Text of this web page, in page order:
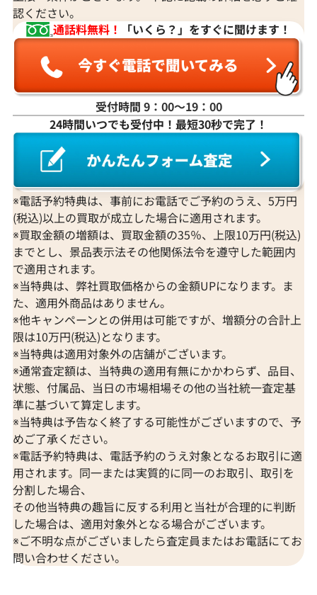
Pt900/K18/K14WG サファイア・ダイヤモ
ンド ピアス/イヤリング 1.32・1.26・
0.84・0.84ct
参考買取価格
240,000円
2026年7月10日時点
K18 ピンクサフ
ング D1.4ct
参考買取価格
233,000円
2026年6月10日
Pt900/K18 サファイア・多色石 ブローチ
105.15・0.16・0.27・0.49ct
参考買取価格
201,000円
2026年7月10日時点
K14 サファイア
ット/バングル
125,000円
2026年2月11日
認ください。
通話料無料！
「いくら？」をすぐに聞けます！
受付時間 9：00〜19：00
24時間いつでも受付中！最短30秒で完了！
※電話予約特典は、事前にお電話でご予約のうえ、5万円
(税込)以上の買取が成立した場合に適用されます。
※買取金額の増額は、買取金額の35％、上限10万円(税込)
までとし、景品表示法その他関係法令を遵守した範囲内
で適用されます。
※当特典は、弊社買取価格からの金額UPになります。ま
た、適用外商品はありません。
※他キャンペーンとの併用は可能ですが、増額分の合計上
限は10万円(税込)となります。
※当特典は適用対象外の店舗がございます。
※通常査定額は、当特典の適用有無にかかわらず、品目、
状態、付属品、当日の市場相場その他の当社統一査定基
準に基づいて算定します。
※当特典は予告なく終了する可能性がございますので、予
めご了承ください。
※電話予約特典は、電話予約のうえ対象となるお取引に適
用されます。同一または実質的に同一のお取引、取引を
分割した場合、
その他当特典の趣旨に反する利用と当社が合理的に判断
した場合は、適用対象外となる場合がございます。
※ご不明な点がございましたら査定員またはお電話にてお
問い合わせください。